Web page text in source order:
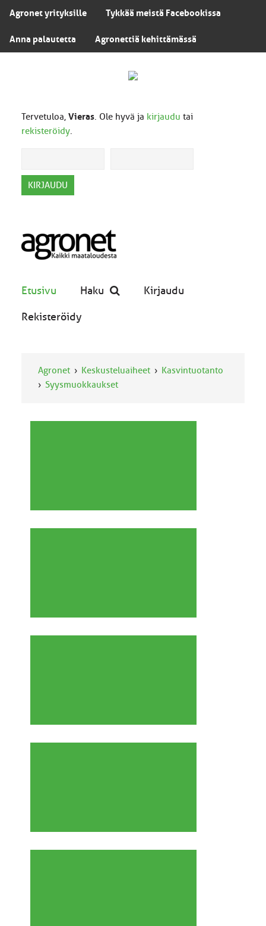
Agronet yrityksille Tykkää meistä Facebookissa
Anna palautetta Agronettiä kehittämässä
Tervetuloa, Vieras. Ole hyvä ja kirjaudu tai
rekisteröidy.
Etusivu Haku Kirjaudu
Rekisteröidy
Agronet Keskusteluaiheet
Kasvintuotanto
Syysmuokkaukset